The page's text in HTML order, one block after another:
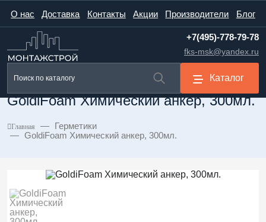
О нас Доставка Контакты Акции Производители Блог
Каталог
+7(495)-778-79-78
fks-msk@yandex.ru
GoldiFoam Химический анкер, 300мл.
Главная
Герметики
GoldiFoam Химический анкер, 300мл.